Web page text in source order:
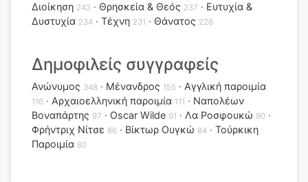
Διοίκηση 242 Θρησκεία & Θεός 237
Ευτυχία &
Δυστυχία 234 Τέχνη 231 Θάνατος 226
Δημοφιλείς συγγραφείς
Ανώνυμος 348 Μένανδρος 155 Αγγλική παροιμία
116 Αρχαιοελληνική παροιμία 111
Ναπολέων
Βοναπάρτης 97 Oscar Wilde 91 Λα Ροσφουκώ 90
Φρήντριχ Νίτσε 86 Βίκτωρ Ουγκώ 84
Τούρκικη
Παροιμία 80